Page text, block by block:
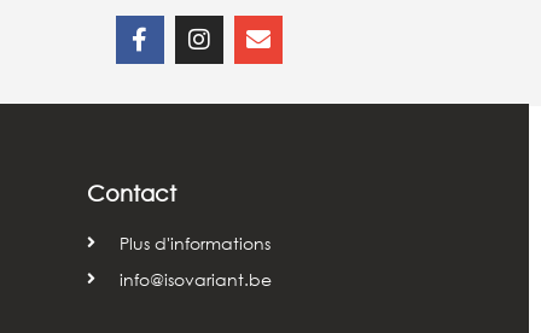
Contact
Plus d'informations
info@isovariant.be